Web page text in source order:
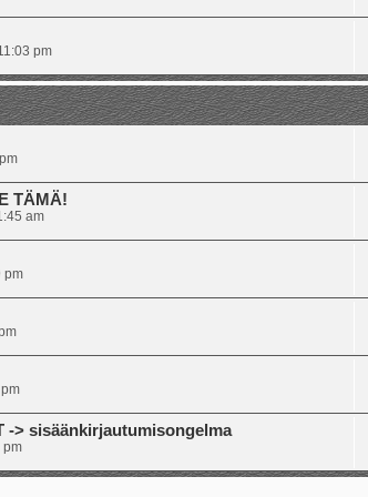
pm
TÄMÄ!
am
pm
-> sisäänkirjautumisongelma
pm